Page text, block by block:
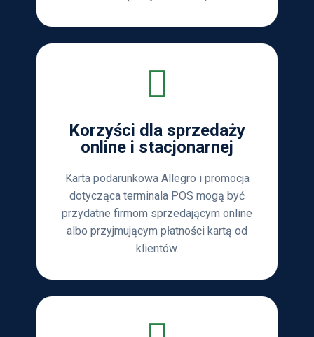
Korzyści dla sprzedaży
online i stacjonarnej
Karta podarunkowa Allegro i promocja
dotycząca terminala POS mogą być
przydatne firmom sprzedającym online
albo przyjmującym płatności kartą od
klientów.